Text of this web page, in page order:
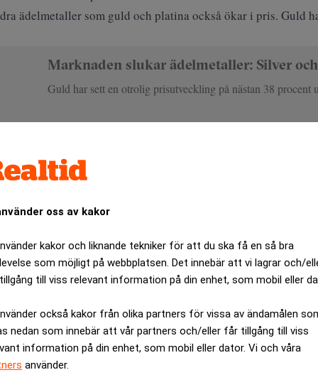
oss av kakor
kakor och liknande tekniker för att du ska få en så bra
som möjligt på webbplatsen. Det innebär att vi lagrar och/
till viss relevant information på din enhet, som mobil eller
också kakor från olika partners för vissa av ändamålen
nedan som innebär att vår partners och/eller får tillgång till viss
information på din enhet, som mobil eller dator. Vi och våra
använder.
ädelmetaller som guld och platina också ökar i pris. Guld
Marknaden slukar ädelmetaller: Silver
Guld har sett en otrolig prisutveckling på nästan 38 procent
tid nu gjort att många velat söka sig till säkra
öka på intresset för silver där priset på de två metallerna
att sänka räntan under månaden som kommer, särskilt
ANNONS